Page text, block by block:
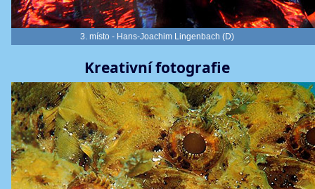
3. místo - Hans-Joachim Lingenbach (D)
Kreativní fotografie